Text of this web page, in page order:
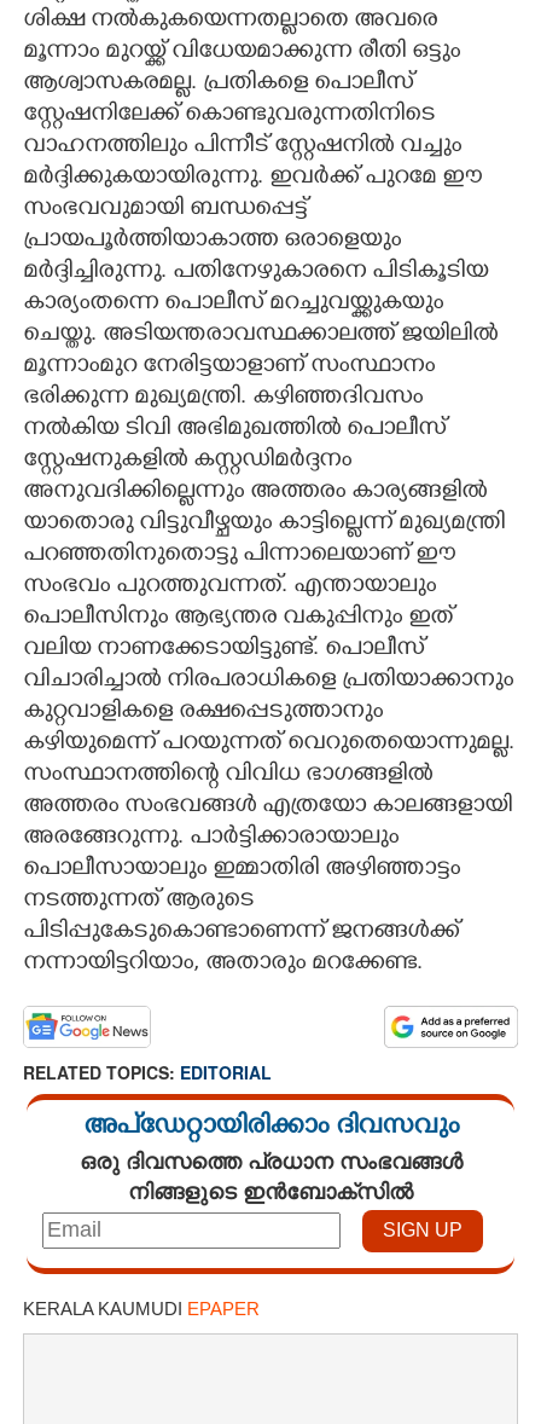
ശിക്ഷ നൽകുകയെന്നതല്ലാതെ അവരെ
മൂന്നാം മുറയ്ക്ക് വിധേയമാക്കുന്ന രീതി ഒട്ടും
ആശ്വാസകരമല്ല. പ്രതികളെ പൊലീസ്
സ്റ്റേഷനിലേക്ക് കൊണ്ടുവരുന്നതിനിടെ
വാഹനത്തിലും പിന്നീട് സ്റ്റേഷനിൽ വച്ചും
മർദ്ദിക്കുകയായിരുന്നു. ഇവർക്ക് പുറമേ ഇ‌ൗ
സംഭവവുമായി ബന്ധപ്പെട്ട്
പ്രായപൂർത്തിയാകാത്ത ഒരാളെയും
മർദ്ദിച്ചിരുന്നു. പതിനേഴുകാരനെ പിടികൂടിയ
കാര്യംതന്നെ പൊലീസ് മറച്ചുവയ്ക്കുകയും
ചെയ്തു. അടിയന്തരാവസ്ഥക്കാലത്ത് ജയിലിൽ
മൂന്നാംമുറ നേരിട്ടയാളാണ് സംസ്ഥാനം
ഭരിക്കുന്ന മുഖ്യമന്ത്രി. കഴിഞ്ഞദിവസം
നൽകിയ ടിവി അഭിമുഖത്തിൽ പൊലീസ്
സ്റ്റേഷനുകളിൽ കസ്റ്റഡിമർദ്ദനം
അനുവദിക്കില്ലെന്നും അത്തരം കാര്യങ്ങളിൽ
യാതൊരു വിട്ടുവീഴ്ചയും കാട്ടില്ലെന്ന് മുഖ്യമന്ത്രി
പറഞ്ഞതിനുതൊട്ടു പിന്നാലെയാണ് ഇ‌ൗ
സംഭവം പുറത്തുവന്നത്. എന്തായാലും
പൊലീസിനും ആഭ്യന്തര വകുപ്പിനും ഇത്
വലിയ നാണക്കേടായിട്ടുണ്ട്. പൊലീസ്
വിചാരിച്ചാൽ നിരപരാധികളെ പ്രതിയാക്കാനും
കുറ്റവാളികളെ രക്ഷപ്പെടുത്താനും
കഴിയുമെന്ന് പറയുന്നത് വെറുതെയൊന്നുമല്ല.
സംസ്ഥാനത്തിന്റെ വിവിധ ഭാഗങ്ങളിൽ
അത്തരം സംഭവങ്ങൾ എത്രയോ കാലങ്ങളായി
അരങ്ങേറുന്നു. പാർട്ടിക്കാരായാലും
പൊലീസായാലും ഇമ്മാതിരി അഴിഞ്ഞാട്ടം
നടത്തുന്നത് ആരുടെ
പിടിപ്പുകേടുകൊണ്ടാണെന്ന് ജനങ്ങൾക്ക്
നന്നായിട്ടറിയാം, അതാരും മറക്കേണ്ട.
RELATED TOPICS: EDITORIAL
അപ്ഡേറ്റായിരിക്കാം ദിവസവും
ഒരു ദിവസത്തെ പ്രധാന സംഭവങ്ങൾ
നിങ്ങളുടെ ഇൻബോക്സിൽ
KERALA KAUMUDI EPAPER